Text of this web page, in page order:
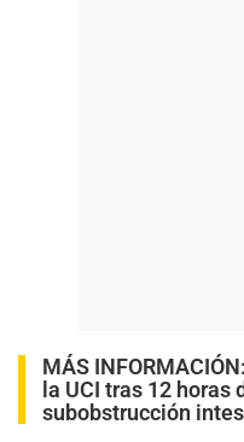
MÁS INFORMACIÓN:
la UCI tras 12 horas
subobstrucción